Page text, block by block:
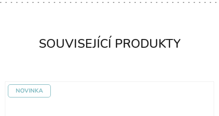
SOUVISEJÍCÍ PRODUKTY
NOVINKA